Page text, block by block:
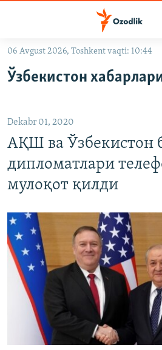
Асосий
Қидиришга
ўтинг
OZODLIK SURISHTIRUVLARI
На русском
ИЖТИМОИЙ ТАРМОҚЛАР
Озодлик бошқа тилларда
06 Avgust 2026, Toshkent vaqti: 10:44
Ўзбекистон
Dekabr 01, 2020
АҚШ ва Ўзбекистон
дипломатлари
мулоқот қилди